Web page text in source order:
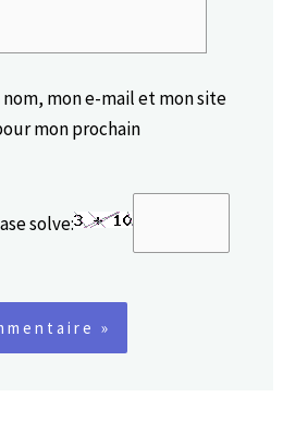
mon e-mail et mon site
mon prochain
solve: